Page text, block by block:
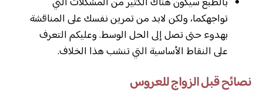
تواجهكما، ولكن لابد من تمرين نفسك على المناقشة
بهدوء حتى تصل إلى الحل الوسط. وعليكم التعرف
على النقاط الأساسية التي تنشب هذا الخلاف.
نصائح قبل الزواج للعروس